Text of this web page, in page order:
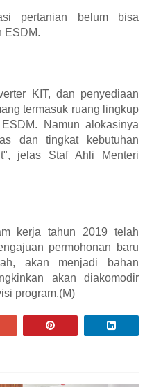
pertanian belum bisa
ESDM.
KIT, dan penyediaan
termasuk ruang lingkup
Namun alokasinya
dan tingkat kebutuhan
jelas Staf Ahli Menteri
kerja tahun 2019 telah
permohonan baru
akan menjadi bahan
akan diakomodir
program.(M)